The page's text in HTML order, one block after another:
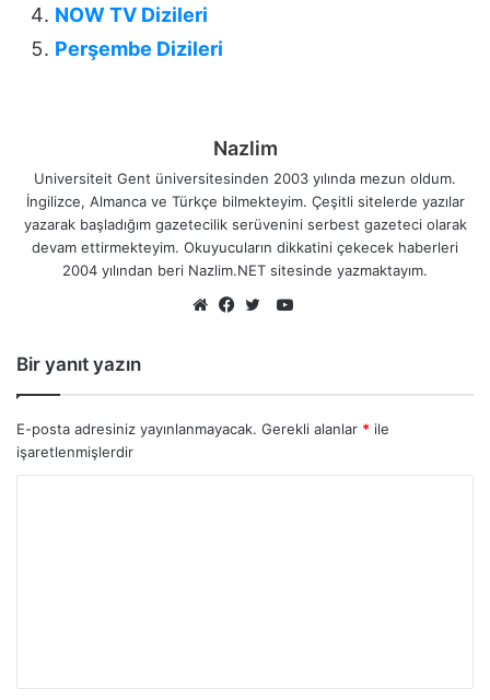
NOW TV Dizileri
Perşembe Dizileri
Nazlim
Universiteit Gent üniversitesinden 2003 yılında mezun oldum.
İngilizce, Almanca ve Türkçe bilmekteyim. Çeşitli sitelerde yazılar
yazarak başladığım gazetecilik serüvenini serbest gazeteci olarak
devam ettirmekteyim. Okuyucuların dikkatini çekecek haberleri
2004 yılından beri Nazlim.NET sitesinde yazmaktayım.
YouTube
Bir yanıt yazın
E-posta adresiniz yayınlanmayacak. Gerekli alanlar * ile
işaretlenmişlerdir